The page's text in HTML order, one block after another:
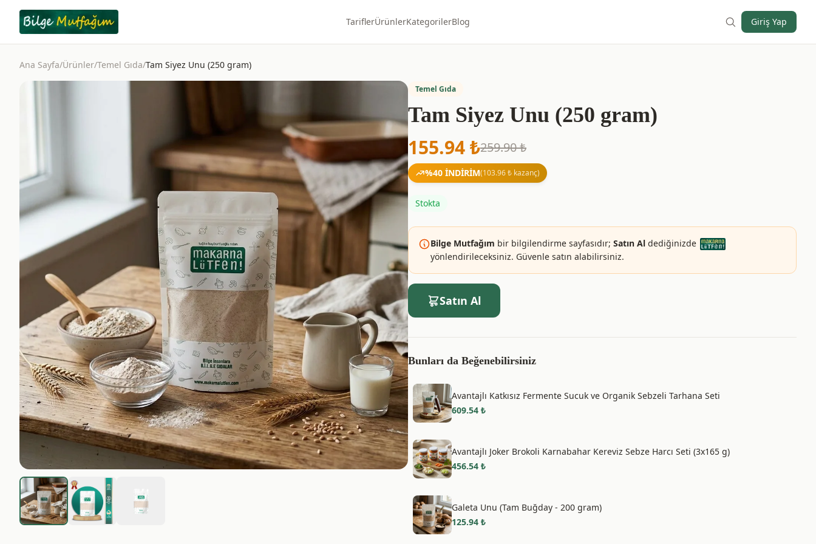
TariflerÜrünlerKategorilerBlog Giriş Yap
Ana Sayfa/Ürünler/Temel Gıda/Tam Siyez Unu (250 gram)
Temel Gıda
Tam Siyez Unu (250 gram)
155.94₺259.90₺
%40 İNDİRİM(103.96₺ kazanç)
Stokta
Bilge Mutfağım bir bilgilendirme sayfasıdır; Satın Al dediğinizde
yönlendirileceksiniz. Güvenle satın alabilirsiniz.
Satın Al
Bunları da Beğenebilirsiniz
Avantajlı Katkısız Fermente Sucuk ve Organik Sebzeli Tarhana Seti
609.54 ₺
Avantajlı Joker Brokoli Karnabahar Kereviz Sebze Harcı Seti (3x165 g)
456.54 ₺
Galeta Unu (Tam Buğday - 200 gram)
125.94 ₺